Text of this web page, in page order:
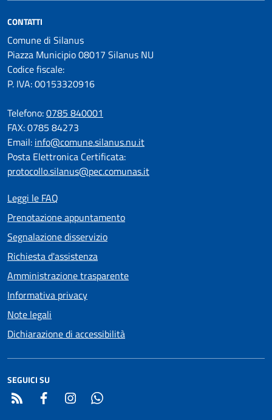
CONTATTI
Comune di Silanus
Piazza Municipio 08017 Silanus NU
Codice fiscale:
P. IVA: 00153320916
Telefono:0785 840001
FAX: 0785 84273
Email: info@comune.silanus.nu.it
Posta Elettronica Certificata:
protocollo.silanus@pec.comunas.it
Leggi le FAQ
Prenotazione appuntamento
Segnalazione disservizio
Richiesta d'assistenza
Amministrazione trasparente
Informativa privacy
Note legali
Dichiarazione di accessibilità
SEGUICI SU
RSS Facebook Instagram